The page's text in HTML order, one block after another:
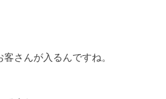
さんが入るんですね。